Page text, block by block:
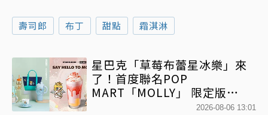
壽司郎 布丁 甜點 霜淇淋
星巴克「草莓布蕾星冰樂」來
了！首度聯名POP
MART「MOLLY」 限定版
「MOLLYｘBearista小熊杯」
2026-08-06 13:01